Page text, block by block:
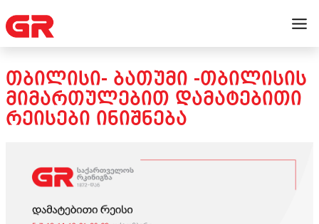
ᲗᲑᲘᲚᲘᲡᲘ- ᲑᲐᲗᲣᲛᲘ -ᲗᲑᲘᲚᲘᲡᲘᲡ
ᲛᲘᲛᲐᲠᲗᲣᲚᲔᲑᲘᲗ ᲓᲐᲛᲐᲢᲔᲑᲘᲗᲘ
ᲠᲔᲘᲡᲔᲑᲘ ᲘᲜᲘᲨᲜᲔᲑᲐ